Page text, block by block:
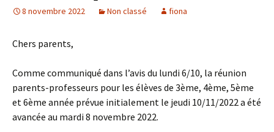
8 novembre 2022 Non classé fiona
Chers parents,
Comme communiqué dans l’avis du lundi 6/10, la réunion
parents-professeurs pour les élèves de 3ème, 4ème, 5ème
et 6ème année prévue initialement le jeudi 10/11/2022 a été
avancée au mardi 8 novembre 2022.